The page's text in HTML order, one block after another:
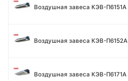
Воздушная завеса КЭВ-П6151А
Воздушная завеса КЭВ-П6152А
Воздушная завеса КЭВ-П6171А